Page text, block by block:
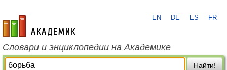
academic.ru
EN DE ES FR
Словари и энциклопедии на Академике
Найти!